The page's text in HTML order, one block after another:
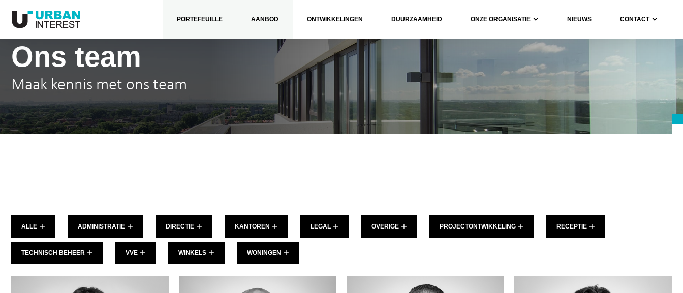
PORTEFEUILLE AANBOD ONTWIKKELINGEN DUURZAAMHEID ONZE ORGANISATIE NIEUWS CONTACT
Ons team
Maak kennis met ons team
ALLE ADMINISTRATIE DIRECTIE KANTOREN LEGAL OVERIGE PROJECTONTWIKKELING RECEPTIE
TECHNISCH BEHEER VVE WINKELS WONINGEN